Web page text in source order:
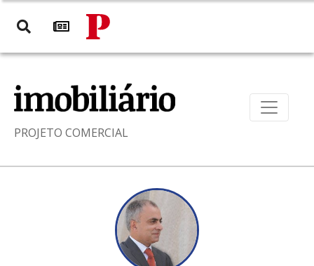
PROJETO COMERCIAL